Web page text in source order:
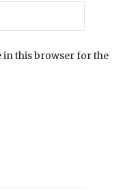
in this browser for the